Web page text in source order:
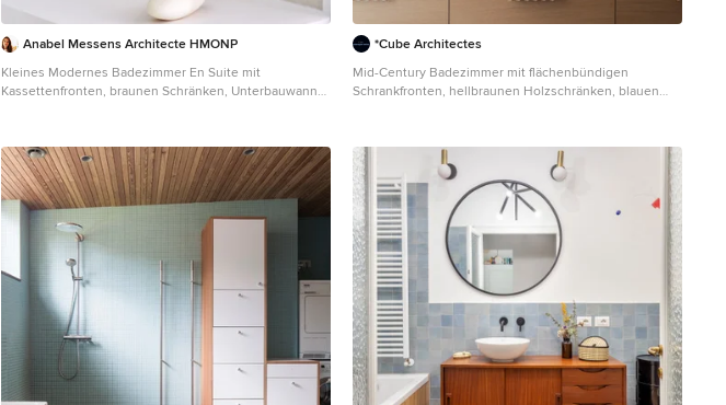
Anabel Messens Architecte HMONP
Kleines Modernes Badezimmer En Suite mit
Kassettenfronten, braunen Schränken, Unterbauwanne,
Raum, Einzelwaschbecken und eingebautem
Waschtisch in Paris
*Cube Architectes
Mid-Century Badezimmer mit flächenbündigen
Schrankfronten, hellbraunen Holzschränken, blauen
Doppelwaschbecken und eingebautem Waschtisch in
Paris